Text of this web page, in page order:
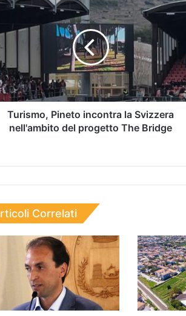
Turismo, Pineto incontra la Svizzera
nell'ambito del progetto The Bridge
Correlati